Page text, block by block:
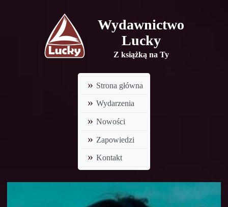
Wydawnictwo
Lucky
Z książką na Ty
Strona główna
Wydarzenia
Nowości
Zapowiedzi
Kontakt